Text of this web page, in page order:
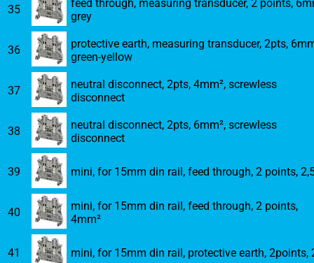
35
feed through, measuring transducer, 2 points,
grey
36
protective earth, measuring transducer, 2pts,
green-yellow
37
neutral disconnect, 2pts, 4mm², screwless
disconnect
38
neutral disconnect, 2pts, 6mm², screwless
disconnect
39 mini, for 15mm din rail, feed through, 2 points,
40
mini, for 15mm din rail, feed through, 2 points,
4mm²
41 mini, for 15mm din rail, protective earth, 2points,